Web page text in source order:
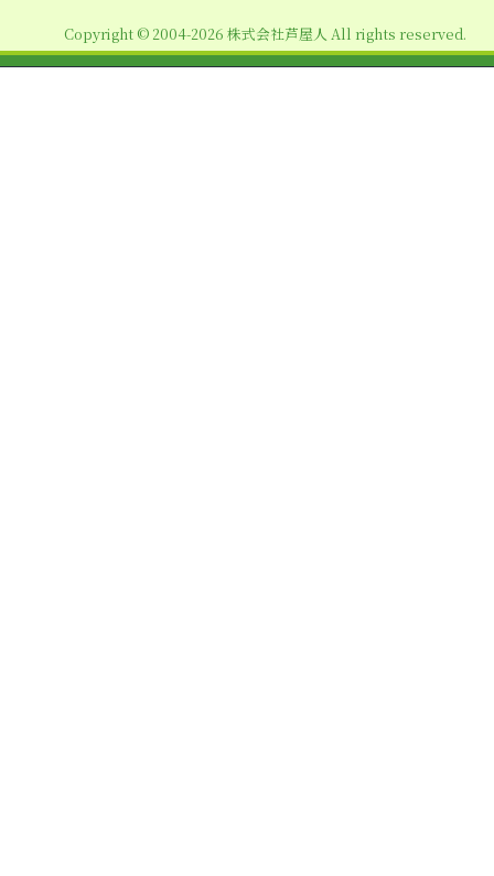
ン
Copyright © 2004-2026 株式会社芦屋人 All rights reserved.